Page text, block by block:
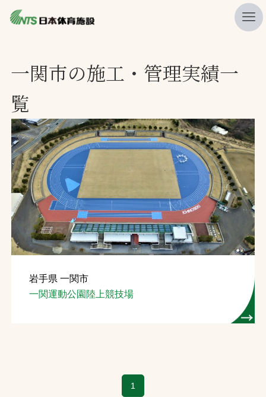
ニュース
プレスリリース
レポート
製品・サービス一覧
施工・管理実績一覧
会社概要
採用情報
検索
お問合せ
一関市の施工・管理実績一
覧
岩手県 一関市
一関運動公園陸上競技場
1